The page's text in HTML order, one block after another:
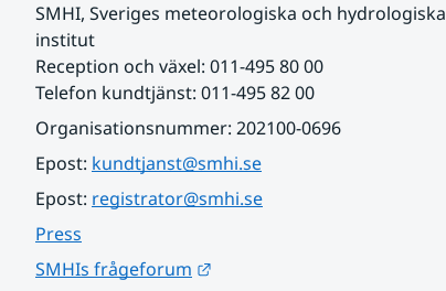
SMHI, Sveriges meteorologiska och hydrologiska
institut
Reception och växel: 011-495 80 00
Telefon kundtjänst: 011-495 82 00
Organisationsnummer: 202100-0696
Epost: kundtjanst@smhi.se
Epost: registrator@smhi.se
Press
SMHIs frågeforum